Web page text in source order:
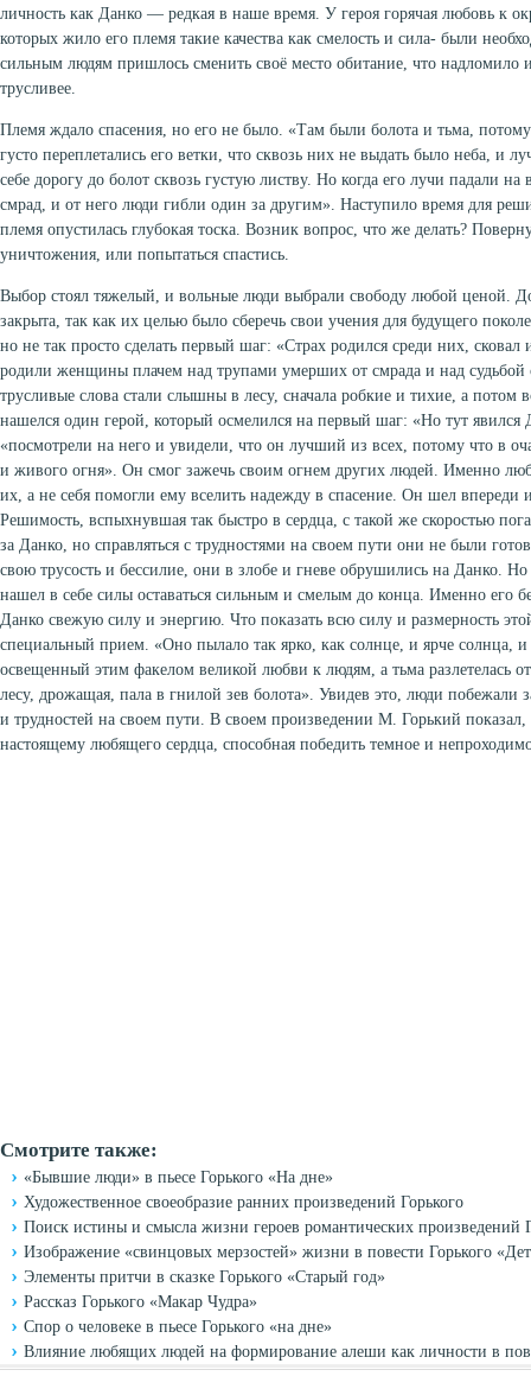
личность как Данко — редкая в наше время. У героя горячая любовь к
которых жило его племя такие качества как смелость и сила- были
сильным людям пришлось сменить своё место обитание, что надломило
трусливее.
Племя ждало спасения, но его не было. «Там были болота и тьма,
густо переплетались его ветки, что сквозь них не выдать было неба, и
себе дорогу до болот сквозь густую листву. Но когда его лучи падали на
смрад, и от него люди гибли один за другим». Наступило время для
племя опустилась глубокая тоска. Возник вопрос, что же делать?
уничтожения, или попытаться спастись.
Выбор стоял тяжелый, и вольные люди выбрали свободу любой ценой.
закрыта, так как их целью было сберечь свои учения для будущего
но не так просто сделать первый шаг: «Страх родился среди них,
родили женщины плачем над трупами умерших от смрада и над
трусливые слова стали слышны в лесу, сначала робкие и тихие, а
нашелся один герой, который осмелился на первый шаг: «Но тут
«посмотрели на него и увидели, что он лучший из всех, потому что в
и живого огня». Он смог зажечь своим огнем других людей. Именно
их, а не себя помогли ему вселить надежду в спасение. Он шел впереди
Решимость, вспыхнувшая так быстро в сердца, с такой же скоростью
за Данко, но справляться с трудностями на своем пути они не были
свою трусость и бессилие, они в злобе и гневе обрушились на Данко.
нашел в себе силы оставаться сильным и смелым до конца. Именно его
Данко свежую силу и энергию. Что показать всю силу и размерность
специальный прием. «Оно пылало так ярко, как солнце, и ярче солнца, и
освещенный этим факелом великой любви к людям, а тьма разлетелась
лесу, дрожащая, пала в гнилой зев болота». Увидев это, люди побежали
и трудностей на своем пути. В своем произведении М. Горький
настоящему любящего сердца, способная победить темное и
Смотрите также:
«Бывшие люди» в пьесе Горького «На дне»
Художественное своеобразие ранних произведений Горького
Поиск истины и смысла жизни героев романтических произведений
Изображение «свинцовых мерзостей» жизни в повести Горького
Элементы притчи в сказке Горького «Старый год»
Рассказ Горького «Макар Чудра»
Спор о человеке в пьесе Горького «на дне»
Влияние любящих людей на формирование алеши как личности в